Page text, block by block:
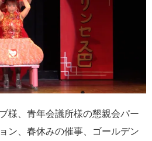
様、青年会議所様の懇親会パー
ン、春休みの催事、ゴールデン